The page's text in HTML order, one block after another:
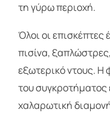
τη γύρω περιοχή.
Όλοι οι
πισίνα,
εξωτερικό ντους. Η
του συγκροτήματος
χαλαρωτική